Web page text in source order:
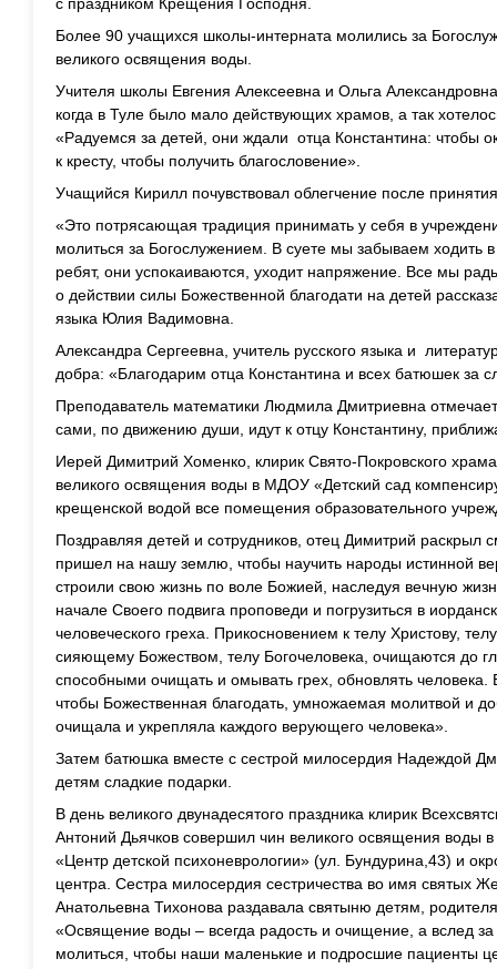
Более 90 учащихся школы-интерната молились за
великого освящения воды.
Учителя школы Евгения Алексеевна и Ольга
когда в Туле было мало действующих храмов, а так
«Радуемся за детей, они ждали отца Константина: чтобы
к кресту, чтобы получить благословение».
Учащийся Кирилл почувствовал облегчение после
«Это потрясающая традиция принимать у себя в
молиться за Богослужением. В суете мы забываем ходить
ребят, они успокаиваются, уходит напряжение. Все мы
о действии силы Божественной благодати на детей
языка Юлия Вадимовна.
Александра Сергеевна, учитель русского языка и
добра: «Благодарим отца Константина и всех батюшек за
Преподаватель математики Людмила Дмитриевна
сами, по движению души, идут к отцу Константину,
Иерей Димитрий Хоменко, клирик Свято-Покровского
великого освящения воды в МДОУ «Детский сад
крещенской водой все помещения образовательного
Поздравляя детей и сотрудников, отец Димитрий раскрыл
пришел на нашу землю, чтобы научить народы истинной
строили свою жизнь по воле Божией, наследуя вечную
начале Своего подвига проповеди и погрузиться в
человеческого греха. Прикосновением к телу Христову,
сияющему Божеством, телу Богочеловека, очищаются до
способными очищать и омывать грех, обновлять
чтобы Божественная благодать, умножаемая молитвой и
очищала и укрепляла каждого верующего человека».
Затем батюшка вместе с сестрой милосердия Надеждой
детям сладкие подарки.
В день великого двунадесятого праздника клирик
Антоний Дьячков совершил чин великого освящения воды
«Центр детской психоневрологии» (ул. Бундурина,43) и
центра. Сестра милосердия сестричества во имя святых
Анатольевна Тихонова раздавала святыню детям,
«Освящение воды – всегда радость и очищение, а вслед
молиться, чтобы наши маленькие и подросшие пациенты